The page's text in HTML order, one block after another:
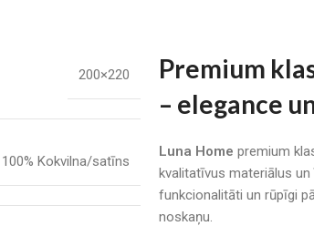
200×220
100% Kokvilna/satīns
Premium
– elegance
Luna Home premium
kvalitatīvus materiālus
funkcionalitāti un rūpīgi
noskaņu.